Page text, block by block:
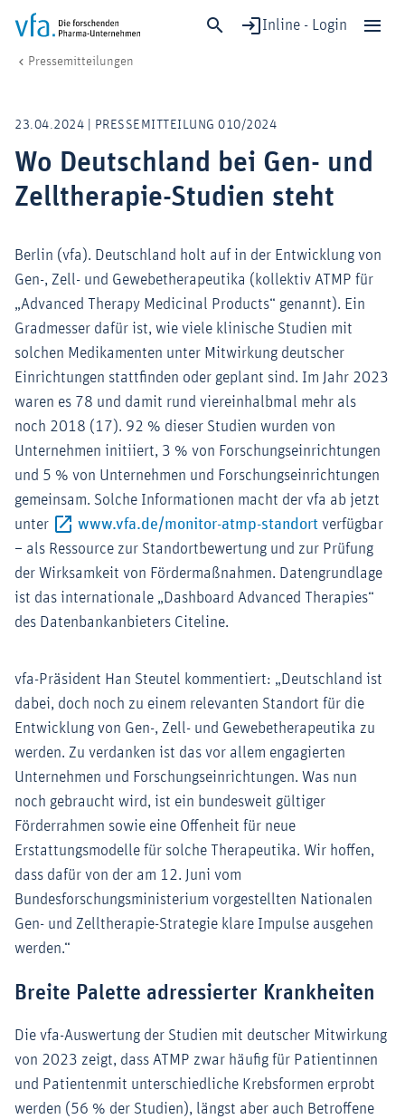
Inline - Login
Forschung & Entwicklung
Gesundheit & Versorgung
Wirtschaft & Standort
Digitalisierung & KI
Mitglied werden!
Medien
Pressemitteilungen
23.04.2024 | PRESSEMITTEILUNG 010/2024
Wo Deutschland bei Gen- und
Zelltherapie-Studien steht
Berlin (vfa). Deutschland holt auf in der Entwicklung von
Gen-, Zell- und Gewebetherapeutika (kollektiv ATMP für
„Advanced Therapy Medicinal Products“ genannt). Ein
Gradmesser dafür ist, wie viele klinische Studien mit
solchen Medikamenten unter Mitwirkung deutscher
Einrichtungen stattfinden oder geplant sind. Im Jahr 2023
waren es 78 und damit rund viereinhalbmal mehr als
noch 2018 (17). 92 % dieser Studien wurden von
Unternehmen initiiert, 3 % von Forschungseinrichtungen
und 5 % von Unternehmen und Forschungseinrichtungen
gemeinsam. Solche Informationen macht der vfa ab jetzt
unter
www.vfa.de/monitor-atmp-standort Externer-
verfügbar
– als Ressource zur Standortbewertung und zur Prüfung
der Wirksamkeit von Fördermaßnahmen. Datengrundlage
ist das internationale „Dashboard Advanced Therapies“
des Datenbankanbieters Citeline.
vfa-Präsident Han Steutel kommentiert: „Deutschland ist
dabei, doch noch zu einem relevanten Standort für die
Entwicklung von Gen-, Zell- und Gewebetherapeutika zu
werden. Zu verdanken ist das vor allem engagierten
Unternehmen und Forschungseinrichtungen. Was nun
noch gebraucht wird, ist ein bundesweit gültiger
Förderrahmen sowie eine Offenheit für neue
Erstattungsmodelle für solche Therapeutika. Wir hoffen,
dass dafür von der am 12. Juni vom
Bundesforschungsministerium vorgestellten Nationalen
Gen- und Zelltherapie-Strategie klare Impulse ausgehen
werden.“
Breite Palette adressierter Krankheiten
Die vfa-Auswertung der Studien mit deutscher Mitwirkung
von 2023 zeigt, dass ATMP zwar häufig für Patientinnen
und Patientenmit unterschiedliche Krebsformen erprobt
werden (56 % der Studien), längst aber auch Betroffene